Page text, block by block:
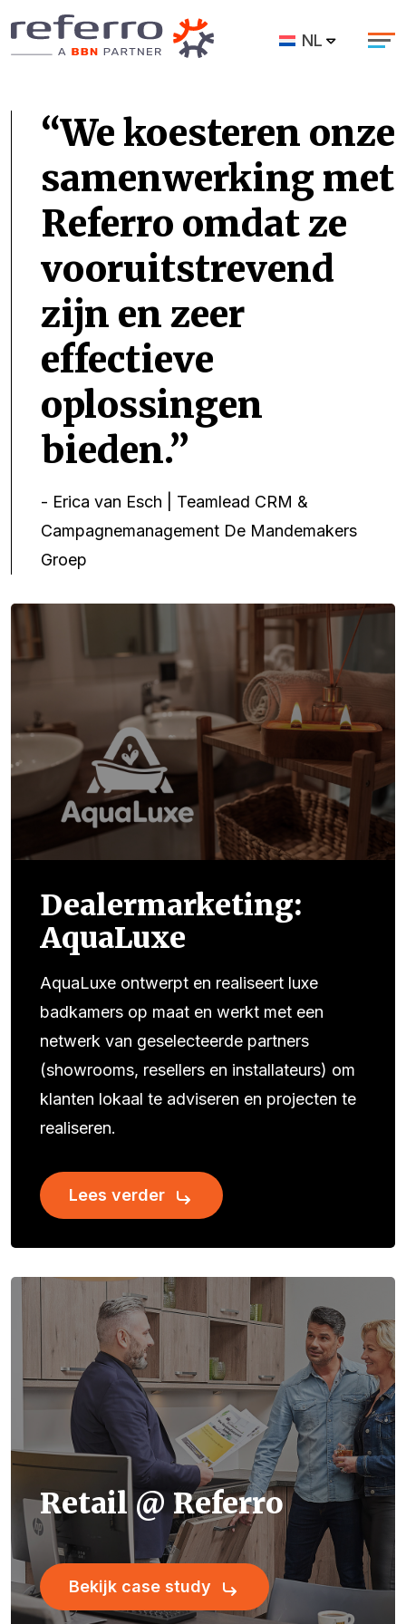
NL
We koesteren onze
samenwerking met
Referro omdat ze
vooruitstrevend
zijn en zeer
effectieve
oplossingen
bieden.
- Erica van Esch | Teamlead CRM &
Campagnemanagement De Mandemakers
Groep
Dealermarketing:
AquaLuxe
AquaLuxe ontwerpt en realiseert luxe
badkamers op maat en werkt met een
netwerk van geselecteerde partners
(showrooms, resellers en installateurs) om
klanten lokaal te adviseren en projecten te
realiseren.
Lees verder
Retail @ Referro
Bekijk case study